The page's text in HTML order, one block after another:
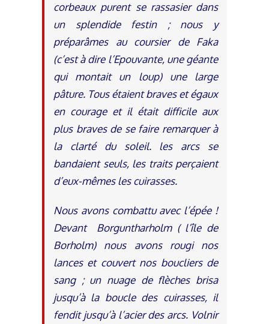
corbeaux purent se rassasier dans
un splendide festin ; nous y
préparâmes au coursier de Faka
(c’est à dire l’Epouvante, une géante
qui montait un loup) une large
pâture. Tous étaient braves et égaux
en courage et il était difficile aux
plus braves de se faire remarquer à
la clarté du soleil. les arcs se
bandaient seuls, les traits perçaient
d’eux-mêmes les cuirasses.
Nous avons combattu avec l’épée !
Devant Borguntharholm ( l’île de
Borholm) nous avons rougi nos
lances et couvert nos boucliers de
sang ; un nuage de flèches brisa
jusqu’à la boucle des cuirasses, il
fendit jusqu’à l’acier des arcs. Volnir